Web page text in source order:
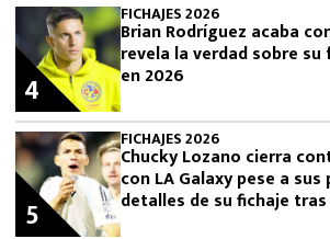
FICHAJES 2026
Brian Rodríguez acaba
revela la verdad sobre
en 2026
4
FICHAJES 2026
Chucky Lozano cierra
con LA Galaxy pese a
detalles de su fichaje
5